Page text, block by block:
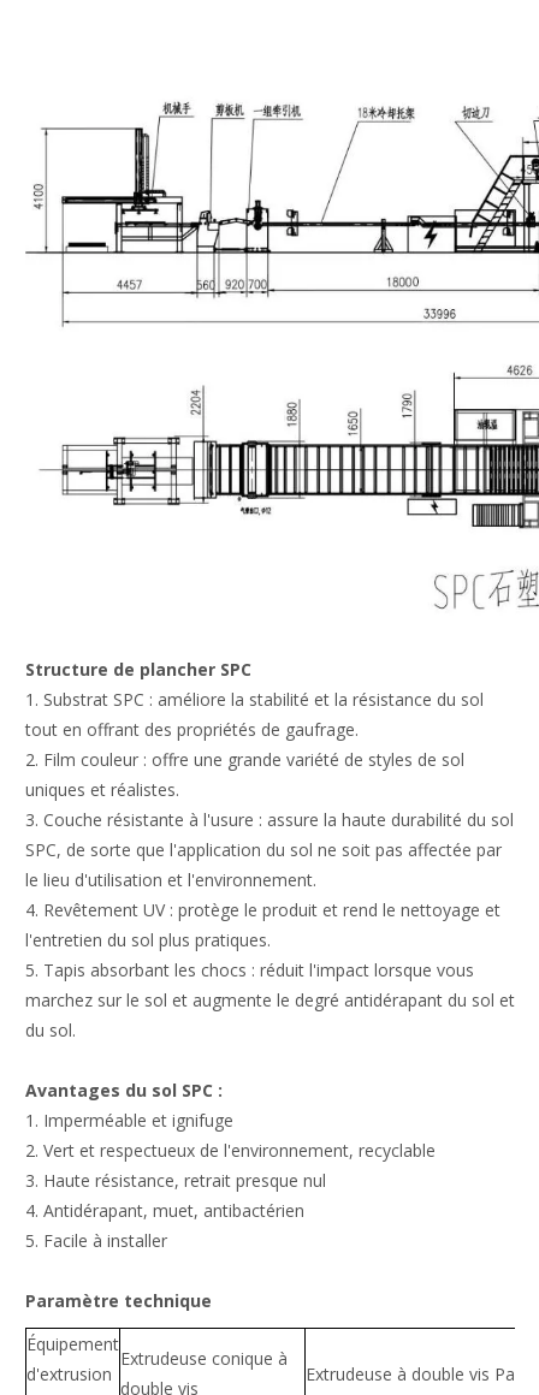
Structure de plancher SPC
1. Substrat SPC : améliore la stabilité et la résistance du sol
tout en offrant des propriétés de gaufrage.
2. Film couleur : offre une grande variété de styles de sol
uniques et réalistes.
3. Couche résistante à l'usure : assure la haute durabilité du sol
SPC, de sorte que l'application du sol ne soit pas affectée par
le lieu d'utilisation et l'environnement.
4. Revêtement UV : protège le produit et rend le nettoyage et
l'entretien du sol plus pratiques.
5. Tapis absorbant les chocs : réduit l'impact lorsque vous
marchez sur le sol et augmente le degré antidérapant du sol et
du sol.
Avantages du sol SPC :
1. Imperméable et ignifuge
2. Vert et respectueux de l'environnement, recyclable
3. Haute résistance, retrait presque nul
4. Antidérapant, muet, antibactérien
5. Facile à installer
Paramètre technique
Équipement
d'extrusion
Extrudeuse conique à
double vis
Extrudeuse à double vis